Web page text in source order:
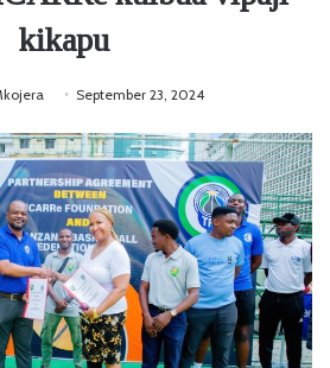
kikapu
September 23, 2024